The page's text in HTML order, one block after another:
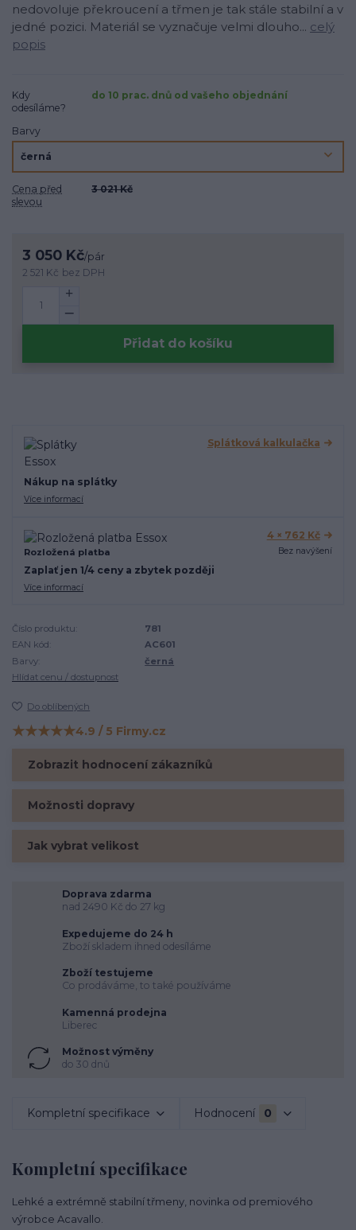
nedovoluje překroucení a třmen je tak stále stabilní a v
jedné pozici. Materiál se vyznačuje velmi dlouho... celý
popis
Kdy
odesíláme?
do 10 prac. dnů od vašeho objednání
Barvy
Cena před
slevou
3 021 Kč
3 050 Kč/pár
2 521 Kč bez DPH
Přidat do košíku
Splátková kalkulačka
Nákup na splátky
Více informací
Rozložená platba
4 × 762 Kč
Bez navýšení
Zaplať jen 1/4 ceny a zbytek později
Více informací
Číslo produktu:
781
EAN kód:
AC601
Barvy:
černá
Hlídat cenu / dostupnost
Do oblíbených
Hodnocení na Firmy.cz
★★★★★4.9 / 5 Firmy.cz
Zobrazit hodnocení zákazníků
Možnosti dopravy
Jak vybrat velikost
Doprava zdarma
nad 2490 Kč do 27 kg
Expedujeme do 24 h
Zboží skladem ihned odesíláme
Zboží testujeme
Co prodáváme, to také používáme
Kamenná prodejna
Liberec
Možnost výměny
do 30 dnů
Kompletní specifikace Hodnocení 0
Kompletní specifikace
Lehké a extrémně stabilní třmeny, novinka od premiového
výrobce Acavallo.